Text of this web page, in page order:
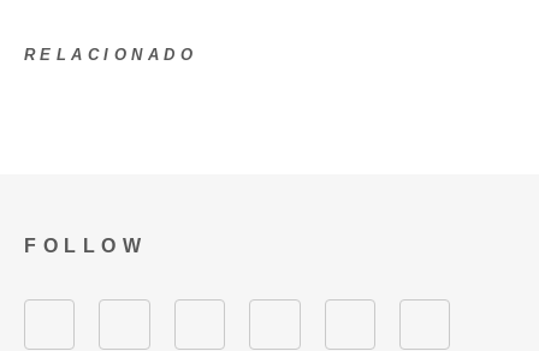
RELACIONADO
FOLLOW